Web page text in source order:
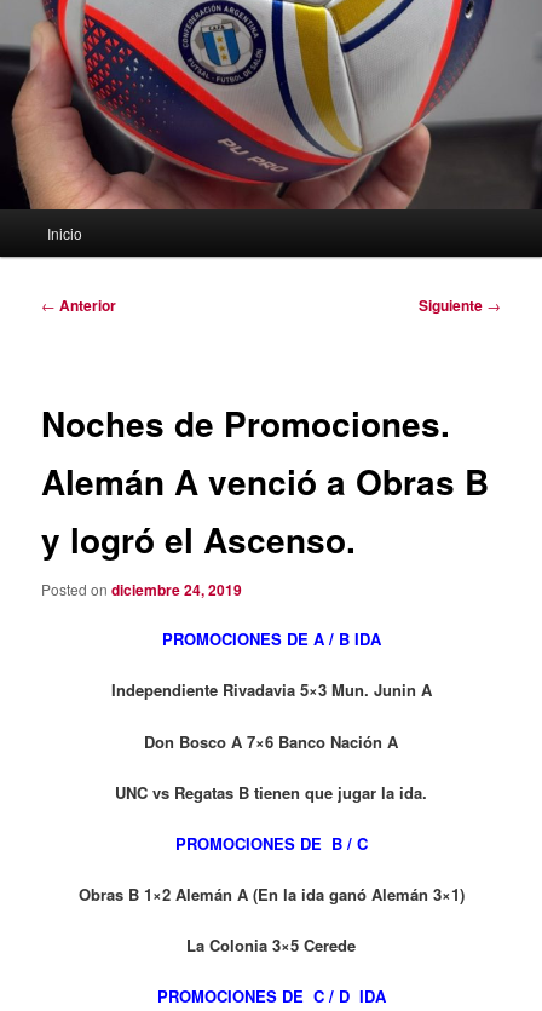
Inicio
Navegación
← Anterior Siguiente →
Noches de Promociones.
Alemán A venció a Obras B
y logró el Ascenso.
Posted ondiciembre 24, 2019
PROMOCIONES DE A / B IDA
Independiente Rivadavia 5×3 Mun. Junin A
Don Bosco A 7×6 Banco Nación A
UNC vs Regatas B tienen que jugar la ida.
PROMOCIONES DE B / C
Obras B 1×2 Alemán A (En la ida ganó Alemán 3×1)
La Colonia 3×5 Cerede
PROMOCIONES DE C / D IDA